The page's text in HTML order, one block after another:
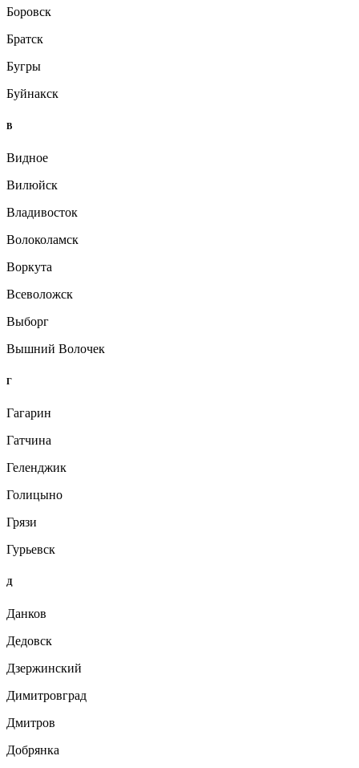
Боровск
Братск
Бугры
Буйнакск
В
Видное
Вилюйск
Владивосток
Волоколамск
Воркута
Всеволожск
Выборг
Вышний Волочек
Г
Гагарин
Гатчина
Геленджик
Голицыно
Грязи
Гурьевск
Д
Данков
Дедовск
Дзержинский
Димитровград
Дмитров
Добрянка